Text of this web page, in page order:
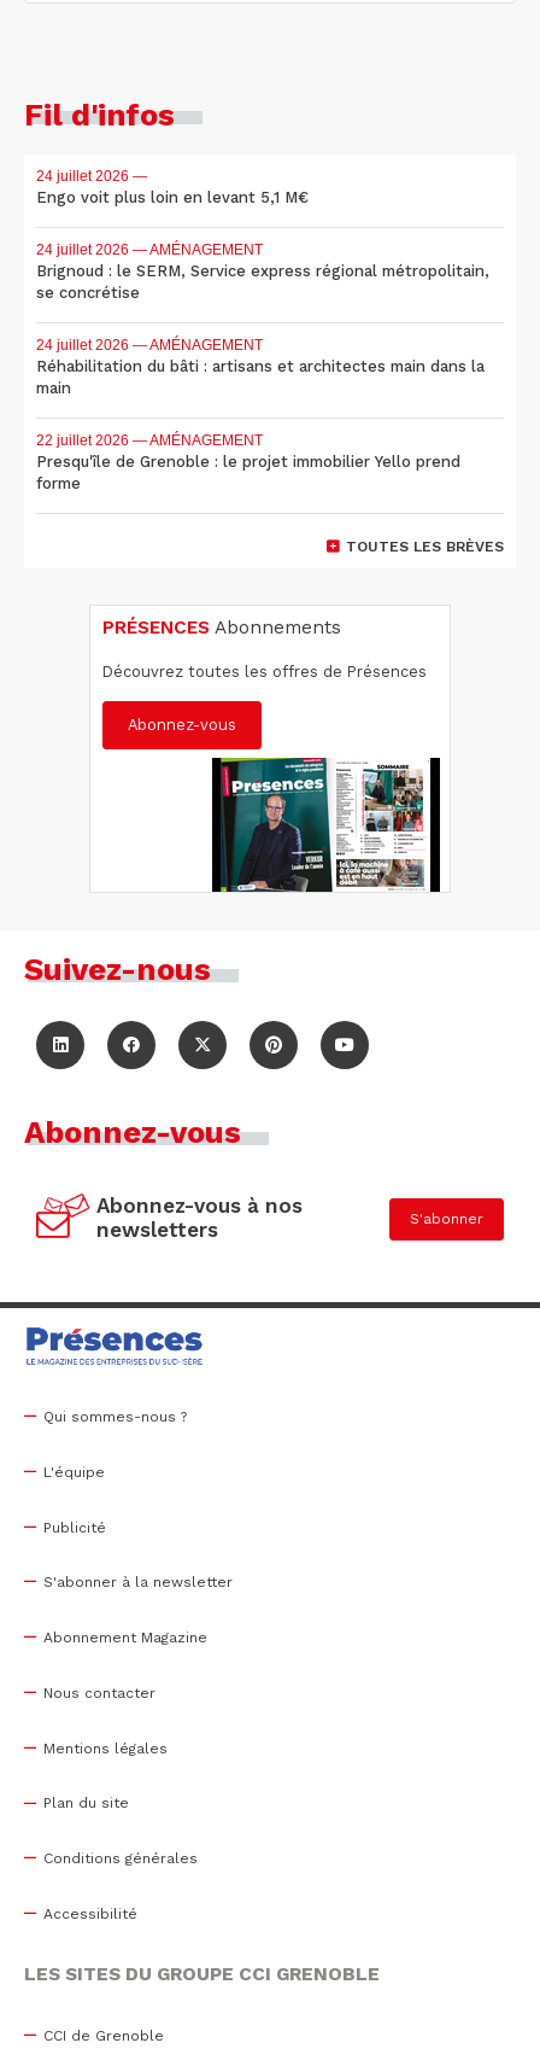
Fil d'infos
24 juillet 2026 —
Engo voit plus loin en levant 5,1 M€
24 juillet 2026 — AMÉNAGEMENT
Brignoud : le SERM, Service express régional métropolitain,
se concrétise
24 juillet 2026 — AMÉNAGEMENT
Réhabilitation du bâti : artisans et architectes main dans la
main
22 juillet 2026 — AMÉNAGEMENT
Presqu'île de Grenoble : le projet immobilier Yello prend
forme
TOUTES LES BRÈVES
PRÉSENCES Abonnements
Découvrez toutes les offres de Présences
Abonnez-vous
Suivez-nous
Abonnez-vous
Abonnez-vous à nos
newsletters
S'abonner
Qui sommes-nous ?
L'équipe
Publicité
S'abonner à la newsletter
Abonnement Magazine
Nous contacter
Mentions légales
Plan du site
Conditions générales
Accessibilité
LES SITES DU GROUPE CCI GRENOBLE
CCI de Grenoble